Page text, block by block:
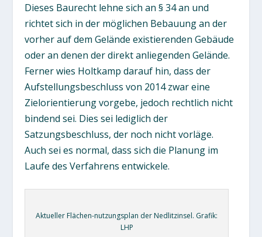
Dieses Baurecht lehne sich an § 34 an und
richtet sich in der möglichen Bebauung an der
vorher auf dem Gelände existierenden Gebäude
oder an denen der direkt anliegenden Gelände.
Ferner wies Holtkamp darauf hin, dass der
Aufstellungsbeschluss von 2014 zwar eine
Zielorientierung vorgebe, jedoch rechtlich nicht
bindend sei. Dies sei lediglich der
Satzungsbeschluss, der noch nicht vorläge.
Auch sei es normal, dass sich die Planung im
Laufe des Verfahrens entwickele.
Aktueller Flächen-nutzungsplan der Nedlitzinsel. Grafik:
LHP